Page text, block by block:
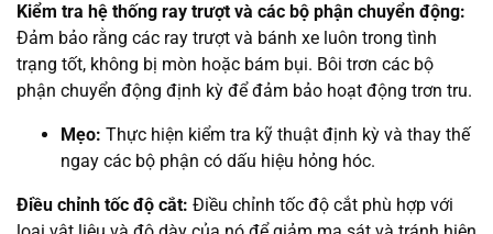
Kiểm tra hệ thống ray trượt và các bộ phận chuyển động:
Đảm bảo rằng các ray trượt và bánh xe luôn trong tình
trạng tốt, không bị mòn hoặc bám bụi. Bôi trơn các bộ
phận chuyển động định kỳ để đảm bảo hoạt động trơn tru.
Mẹo: Thực hiện kiểm tra kỹ thuật định kỳ và thay thế
ngay các bộ phận có dấu hiệu hỏng hóc.
Điều chỉnh tốc độ cắt: Điều chỉnh tốc độ cắt phù hợp với